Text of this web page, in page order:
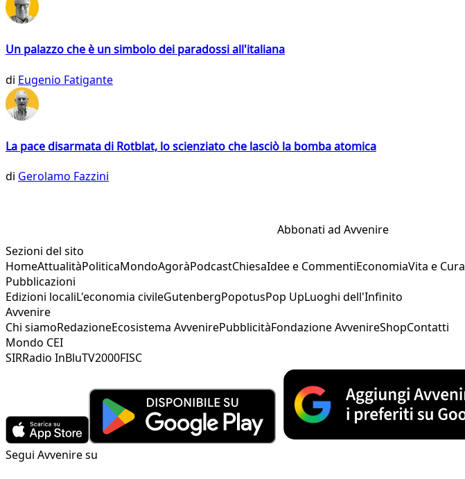
Un palazzo che è un simbolo dei paradossi all'italiana
di Eugenio Fatigante
La pace disarmata di Rotblat, lo scienziato che lasciò la bomba atomica
di Gerolamo Fazzini
Abbonati ad Avvenire
Sezioni del sito
HomeAttualitàPoliticaMondoAgoràPodcastChiesaIdee e CommentiEconomiaVita e Cura
Pubblicazioni
Edizioni localiL'economia civileGutenbergPopotusPop UpLuoghi dell'Infinito
Avvenire
Chi siamoRedazioneEcosistema AvvenirePubblicitàFondazione AvvenireShopContatti
Mondo CEI
SIRRadio InBluTV2000FISC
Segui Avvenire su